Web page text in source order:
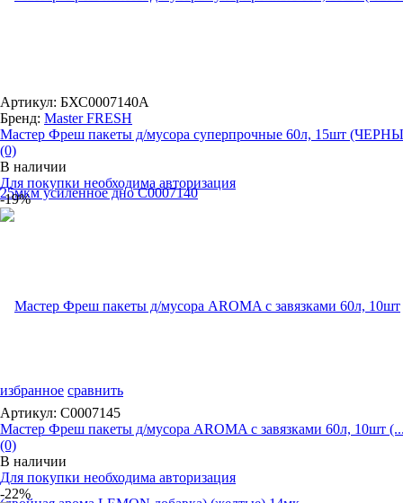
избранное сравнить
Артикул: БХС0007140А
Бренд: Master FRESH
Мастер Фреш пакеты д/мусора суперпрочные 60л, 15шт
(0)
В наличии
Для покупки необходима авторизация
-19%
Артикул: С0007145
Мастер Фреш пакеты д/мусора AROMA с завязками 60л, 10шт
(0)
В наличии
Для покупки необходима авторизация
-22%